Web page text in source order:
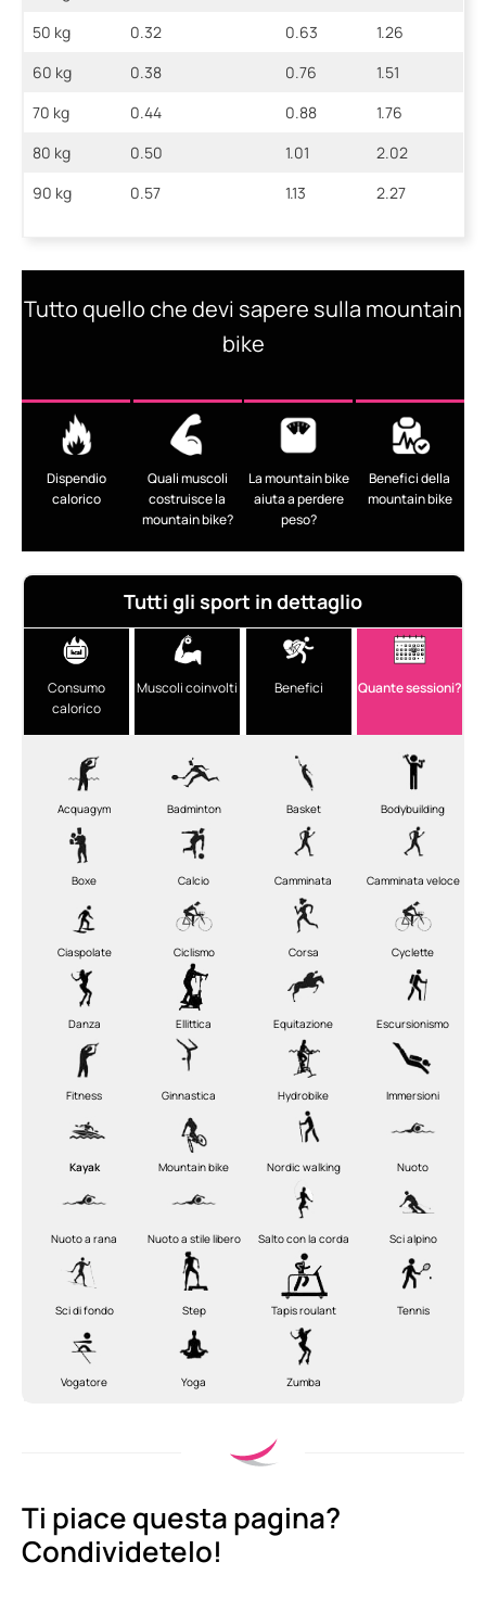
50 kg
0.32 0.63
1.26
60 kg
0.38 0.76
1.51
70 kg
0.44 0.88
1.76
80 kg
0.50 1.01
2.02
90 kg
0.57 1.13 2.27
Tutto quello che devi sapere sulla mountain
bike
Dispendio
calorico
Quali muscoli
costruisce la
mountain bike?
La mountain bike
aiuta a perdere
peso?
Benefici della
mountain bike
Tutti gli sport in dettaglio
Consumo
calorico
Muscoli coinvolti Benefici Quante sessioni?
Acquagym Badminton Basket Bodybuilding
Boxe Calcio Camminata Camminata veloce
Ciaspolate Ciclismo Corsa Cyclette
Danza Ellittica Equitazione Escursionismo
Fitness Ginnastica Hydrobike Immersioni
Kayak Mountain bike Nordic walking Nuoto
Nuoto a rana Nuoto a stile libero Salto con la corda Sci alpino
Sci di fondo Step Tapis roulant Tennis
Vogatore Yoga Zumba
Ti piace questa pagina?
Condividetelo!